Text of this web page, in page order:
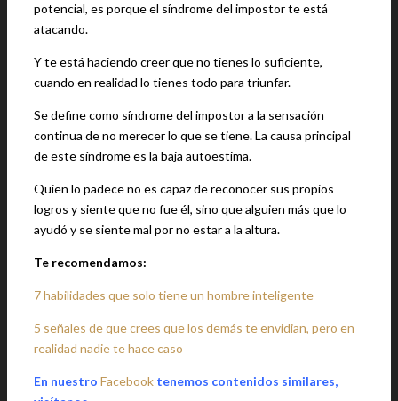
potencial, es porque el síndrome del impostor te está
atacando.
Y te está haciendo creer que no tienes lo suficiente,
cuando en realidad lo tienes todo para triunfar.
Se define como síndrome del impostor a la sensación
continua de no merecer lo que se tiene. La causa principal
de este síndrome es la baja autoestima.
Quien lo padece no es capaz de reconocer sus propios
logros y siente que no fue él, sino que alguien más que lo
ayudó y se siente mal por no estar a la altura.
Te recomendamos:
7 habilidades que solo tiene un hombre inteligente
5 señales de que crees que los demás te envidian, pero en
realidad nadie te hace caso
En nuestro Facebook tenemos contenidos similares,